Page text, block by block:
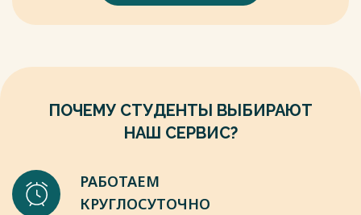
как лучше распоряжаться своими средствами;
как создавать команду персонала для осуществления
как мотивировать сотрудников к эффективной работе;
как избегать конфликтов в команде проектов.
туризме: учеб. Пособие / Г. М. Дехтярь, Кабытов П.С. - Изд.
2-е, перераб. И доп. - М.: Финансы и статистика: ИНФРА-М,
Издание третье. - Самара: Самар. Дом печати, 2018. - 440 с.
Весь текст будет доступенпосле покупки
ПОЧЕМУ СТУДЕНТЫ ВЫБИРАЮТ
НАШ СЕРВИС?
РАБОТАЕМ
КРУГЛОСУТОЧНО